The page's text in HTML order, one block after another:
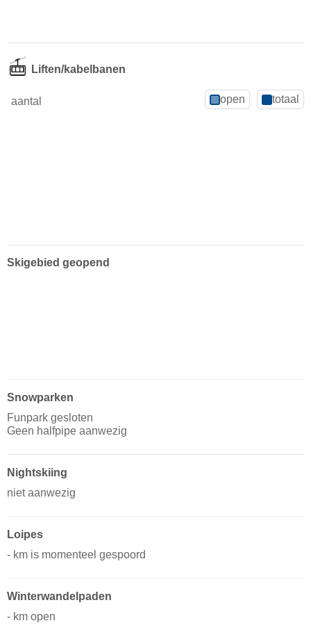
Liften/kabelbanen
aantal open totaal
Skigebied geopend
Snowparken
Funpark gesloten
Geen halfpipe aanwezig
Nightskiing
niet aanwezig
Loipes
- km is momenteel gespoord
Winterwandelpaden
- km open